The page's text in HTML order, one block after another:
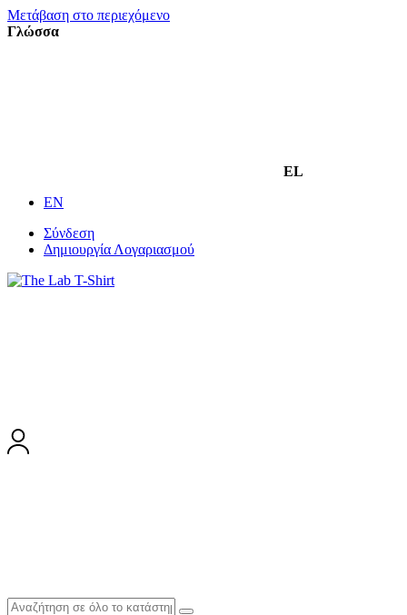
Μετάβαση στο περιεχόμενο
Γλώσσα
EL
EN
Σύνδεση
Δημιουργία Λογαριασμού